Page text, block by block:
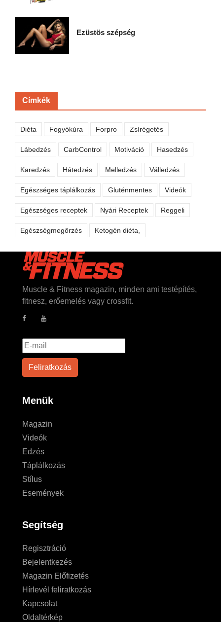
Ezüstös szépség
Címkék
Diéta Fogyókúra Forpro Zsírégetés
Lábedzés CarbControl Motiváció Hasedzés
Karedzés Hátedzés Melledzés Válledzés
Egészséges táplálkozás Gluténmentes Videók
Egészséges receptek Nyári Receptek Reggeli
Egészségmegőrzés Ketogén diéta,
Muscle & Fitness magazin, minden ami testépítés,
fitnesz, erőemelés vagy crossfit.
Menük
Magazin
Videók
Edzés
Táplálkozás
Stílus
Események
Segítség
Regisztráció
Bejelentkezés
Magazin Előfizetés
Hírlevél feliratkozás
Kapcsolat
Oldaltérkép